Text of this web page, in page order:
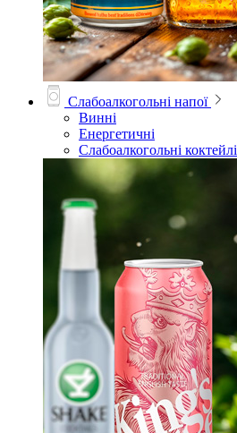
Слабоалкогольні напої
Винні
Енергетичні
Слабоалкогольні коктейлі